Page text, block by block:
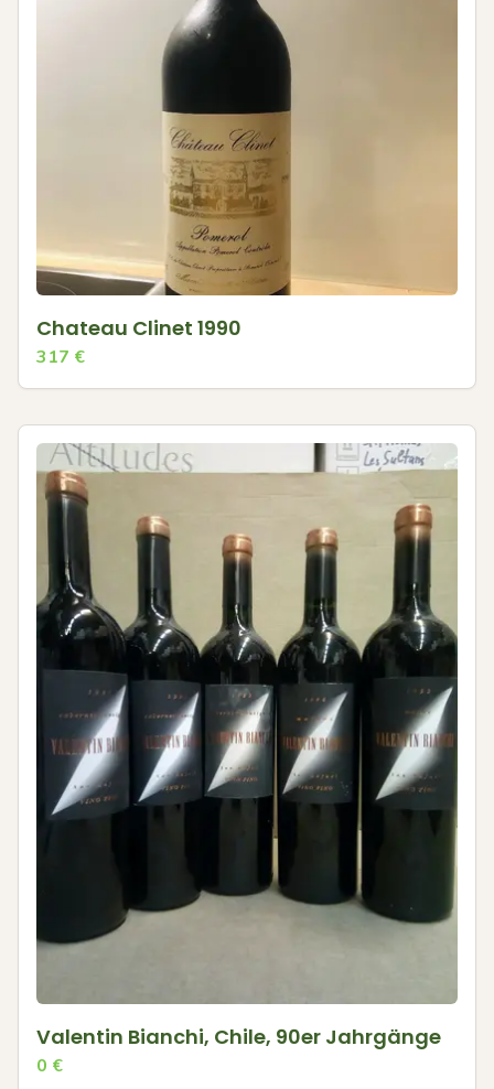
Chateau Clinet 1990
317 €
Valentin Bianchi, Chile, 90er Jahrgänge
0 €